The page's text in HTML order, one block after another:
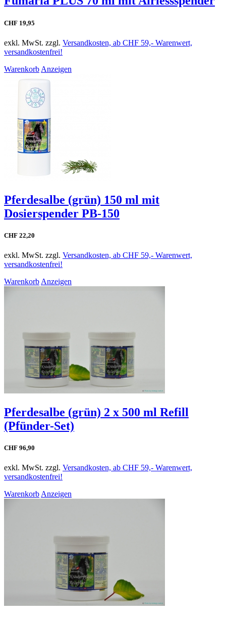
CHF 19,95
exkl. MwSt. zzgl. Versandkosten, ab CHF 59,- Warenwert,
versandkostenfrei!
Warenkorb Anzeigen
Pferdesalbe (grün) 150 ml mit
Dosierspender PB-150
CHF 22,20
exkl. MwSt. zzgl. Versandkosten, ab CHF 59,- Warenwert,
versandkostenfrei!
Warenkorb Anzeigen
Pferdesalbe (grün) 2 x 500 ml Refill
(Pfünder-Set)
CHF 96,90
exkl. MwSt. zzgl. Versandkosten, ab CHF 59,- Warenwert,
versandkostenfrei!
Warenkorb Anzeigen